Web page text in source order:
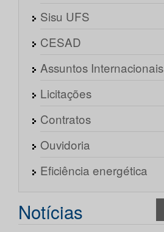
Sisu UFS
CESAD
Assuntos Internacionais
Licitações
Contratos
Ouvidoria
Eficiência energética
Notícias